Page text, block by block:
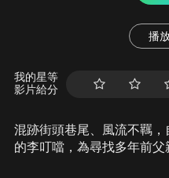
播
我的星等
影片給分
混跡街頭巷尾、風流不羈
的李叮噹，為尋找多年前